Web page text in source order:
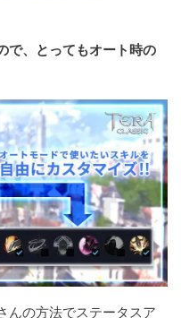
で、とってもオート時の
んの方法でステータスア